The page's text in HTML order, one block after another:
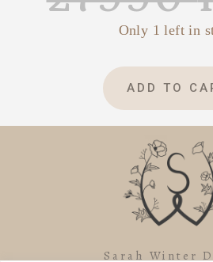
Only 1 left in
ADD TO
Sarah Winter